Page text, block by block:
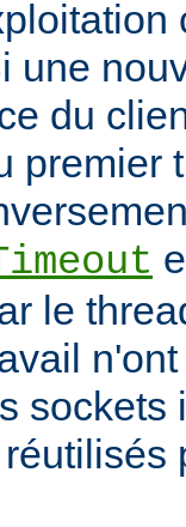
une
du
premier
le
sockets